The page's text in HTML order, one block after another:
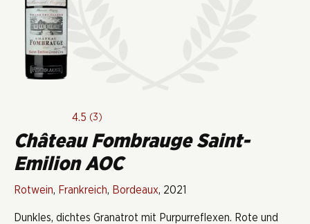
4.5 (3)
Château Fombrauge Saint-
Emilion AOC
Rotwein, Frankreich, Bordeaux, 2021
Dunkles, dichtes Granatrot mit Purpurreflexen. Rote und